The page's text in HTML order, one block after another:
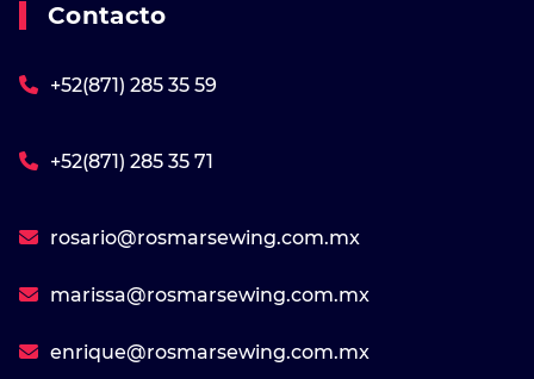
Contacto
+52(871) 285 35 59
+52(871) 285 35 71
rosario@rosmarsewing.com.mx
marissa@rosmarsewing.com.mx
enrique@rosmarsewing.com.mx